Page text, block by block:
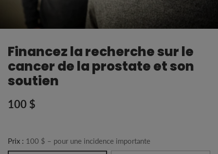
Financez la recherche sur le
cancer de la prostate et son
soutien
Prix
100 $
Prix : 100 $ – pour une incidence importante